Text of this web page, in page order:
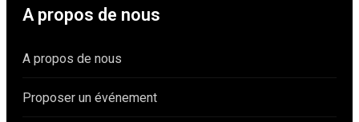
A propos de nous
A propos de nous
Proposer un événement